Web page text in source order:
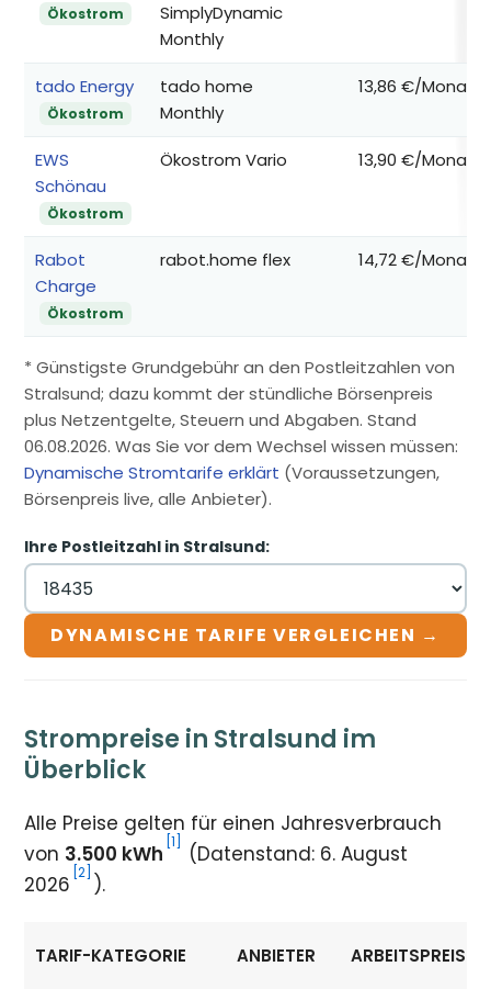
Ökostrom
SimplyDynamic
Monthly
tado Energy
Ökostrom
tado home
Monthly
13,86 €/Monat
EWS
Schönau
Ökostrom
Ökostrom Vario 13,90 €/Monat
Rabot
Charge
Ökostrom
rabot.home flex 14,72 €/Monat
* Günstigste Grundgebühr an den Postleitzahlen von
Stralsund; dazu kommt der stündliche Börsenpreis
plus Netzentgelte, Steuern und Abgaben. Stand
06.08.2026. Was Sie vor dem Wechsel wissen müssen:
Dynamische Stromtarife erklärt (Voraussetzungen,
Börsenpreis live, alle Anbieter).
Ihre Postleitzahl in Stralsund:
DYNAMISCHE TARIFE VERGLEICHEN →
Strompreise in Stralsund im
Überblick
Alle Preise gelten für einen Jahresverbrauch
von 3.500 kWh [1]
(Datenstand: 6. August
2026 [2] ).
TARIF-KATEGORIE ANBIETER ARBEITSPREIS